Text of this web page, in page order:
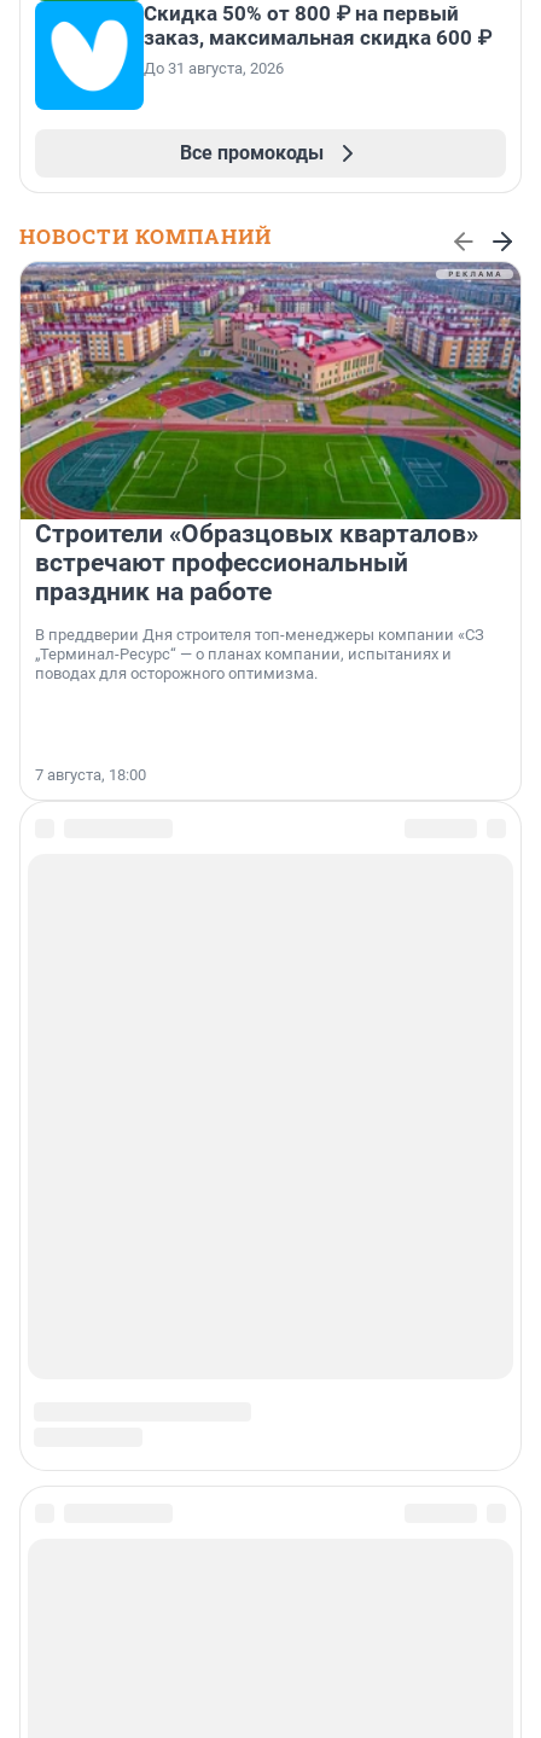
Скидка 50% от 800 ₽ на первый
заказ, максимальная скидка 600 ₽
До 31 августа, 2026
Все промокоды
НОВОСТИ КОМПАНИЙ
Строители «Образцовых кварталов»
встречают профессиональный
праздник на работе
В преддверии Дня строителя топ-менеджеры компании «СЗ
„Терминал-Ресурс“ — о планах компании, испытаниях и
поводах для осторожного оптимизма.
7 августа, 18:00